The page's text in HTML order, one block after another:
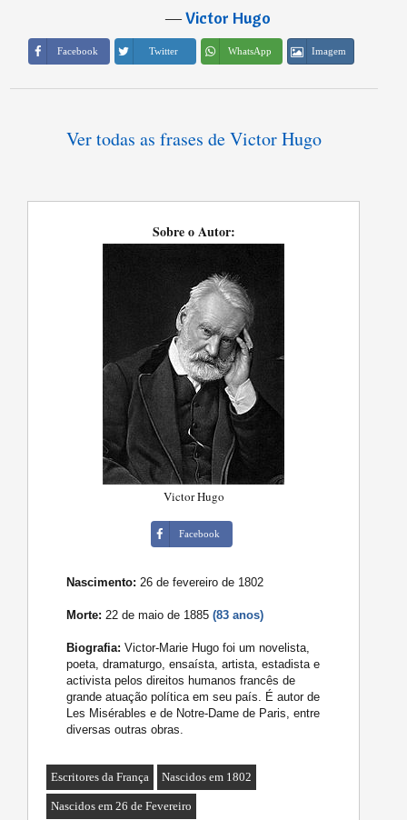
―Victor Hugo
Facebook Twitter WhatsApp Imagem
Ver todas as frases de Victor Hugo
Sobre o Autor:
Victor Hugo
Facebook
Nascimento: 26 de fevereiro de 1802
Morte: 22 de maio de 1885(83 anos)
Biografia: Victor-Marie Hugo foi um novelista,
poeta, dramaturgo, ensaísta, artista, estadista e
activista pelos direitos humanos francês de
grande atuação política em seu país. É autor de
Les Misérables e de Notre-Dame de Paris, entre
diversas outras obras.
Escritores da França Nascidos em 1802
Nascidos em 26 de Fevereiro